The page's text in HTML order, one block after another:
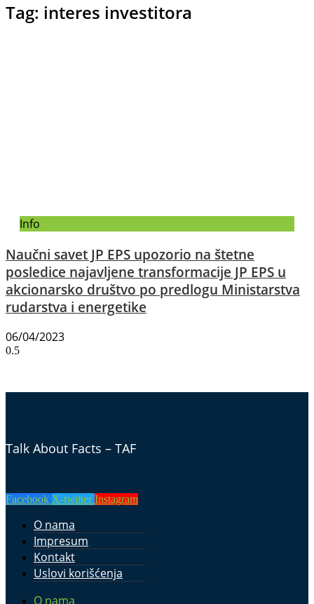
Tag: interes investitora
Info
Naučni savet JP EPS upozorio na štetne
posledice najavljene transformacije JP EPS u
akcionarsko društvo po predlogu Ministarstva
rudarstva i energetike
06/04/2023
Talk About Facts – TAF
Facebook X-twitter Instagram
O nama
Impresum
Kontakt
Uslovi korišćenja
O nama